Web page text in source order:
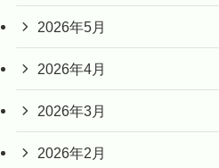
2026年5月
2026年4月
2026年3月
2026年2月